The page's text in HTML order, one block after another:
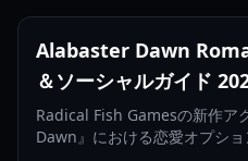
Alabaster Dawn
＆ソーシャルガイド
Radical Fish Gamesの新作ア
Dawn』における恋愛オプシ